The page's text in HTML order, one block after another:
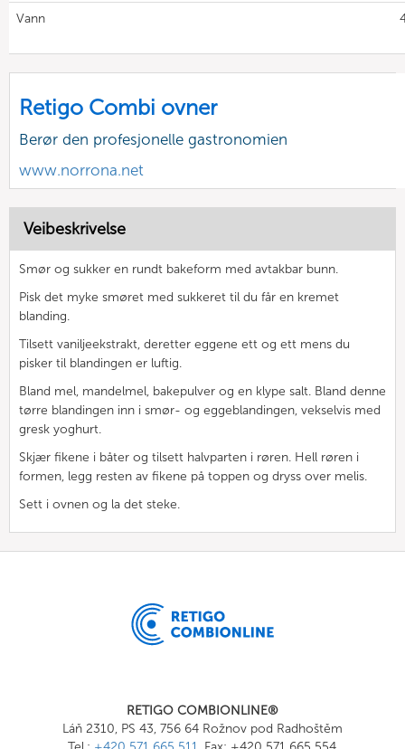
Vann
Retigo Combi ovner
Berør den profesjonelle gastronomien
www.norrona.net
Veibeskrivelse
Smør og sukker en rundt bakeform med avtakbar bunn.
Pisk det myke smøret med sukkeret til du får en kremet
blanding.
Tilsett vaniljeekstrakt, deretter eggene ett og ett mens du
pisker til blandingen er luftig.
Bland mel, mandelmel, bakepulver og en klype salt. Bland denne
tørre blandingen inn i smør- og eggeblandingen, vekselvis med
gresk yoghurt.
Skjær fikene i båter og tilsett halvparten i røren. Hell røren i
formen, legg resten av fikene på toppen og dryss over melis.
Sett i ovnen og la det steke.
RETIGO COMBIONLINE®
Láň 2310, PS 43, 756 64 Rožnov pod Radhoštěm